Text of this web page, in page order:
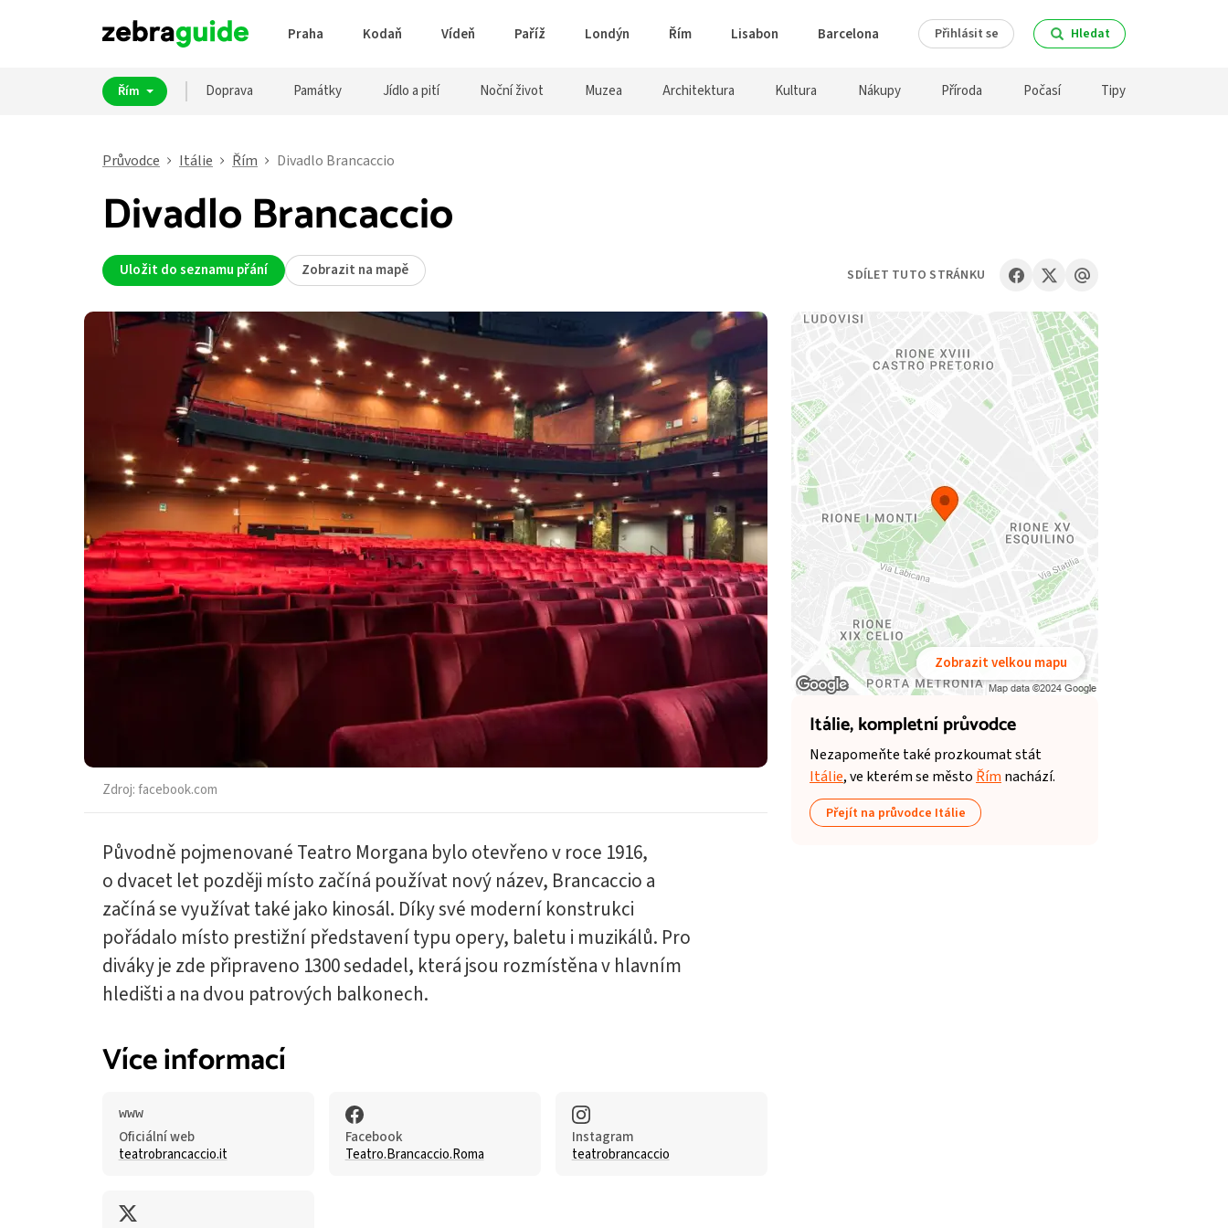
Praha Kodaň Vídeň Paříž Londýn Řím Lisabon Barcelona Přihlásit se Hledat
Řím Doprava Památky Jídlo a pití Noční život Muzea Architektura Kultura Nákupy Příroda Počasí Tipy
Průvodce Itálie Řím Divadlo Brancaccio
Divadlo Brancaccio
Uložit do seznamu přání Zobrazit na mapě
Zdroj:facebook.com
Původně pojmenované Teatro Morgana bylo otevřeno v roce 1916,
o dvacet let později místo začíná používat nový název, Brancaccio a
začíná se využívat také jako kinosál. Díky své moderní konstrukci
pořádalo místo prestižní představení typu opery, baletu i muzikálů. Pro
diváky je zde připraveno 1300 sedadel, která jsou rozmístěna v hlavním
hledišti a na dvou patrových balkonech.
Více informací
Oficiální web
teatrobrancaccio.it
Facebook
Teatro.Brancaccio.Roma
Instagram
teatrobrancaccio
Zobrazit velkou mapu
Itálie,kompletní průvodce
Nezapomeňte také prozkoumat stát
Itálie, ve kterém se město Řím nachází.
Přejít na průvodce Itálie
SDÍLET TUTO STRÁNKU